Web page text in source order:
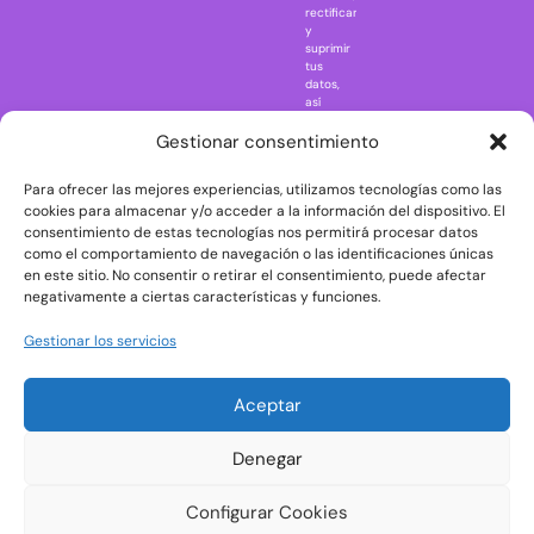
Gestionar consentimiento
Para ofrecer las mejores experiencias, utilizamos tecnologías como las
cookies para almacenar y/o acceder a la información del dispositivo. El
consentimiento de estas tecnologías nos permitirá procesar datos
como el comportamiento de navegación o las identificaciones únicas
en este sitio. No consentir o retirar el consentimiento, puede afectar
negativamente a ciertas características y funciones.
Gestionar los servicios
Aceptar
Denegar
Configurar Cookies
Rick and
The Big Bang
Theory
The Blues
Brothers
The
The Shining
rectificar
y
suprimir
tus
datos,
así
ejercer
consultando
la
información
adicional
y
detallada
sobre